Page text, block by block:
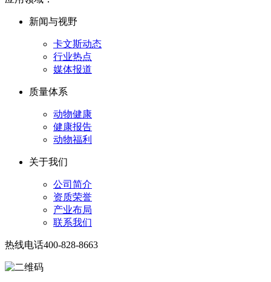
新闻与视野
卡文斯动态
行业热点
媒体报道
质量体系
动物健康
健康报告
动物福利
关于我们
公司简介
资质荣誉
产业布局
联系我们
热线电话400-828-8663